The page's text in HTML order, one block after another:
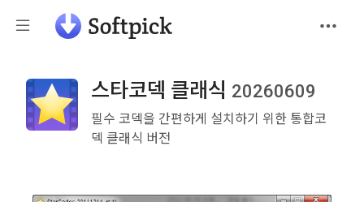
스타코덱 클래식 20260609
필수 코덱을 간편하게 설치하기 위한 통합코
덱 클래식 버전